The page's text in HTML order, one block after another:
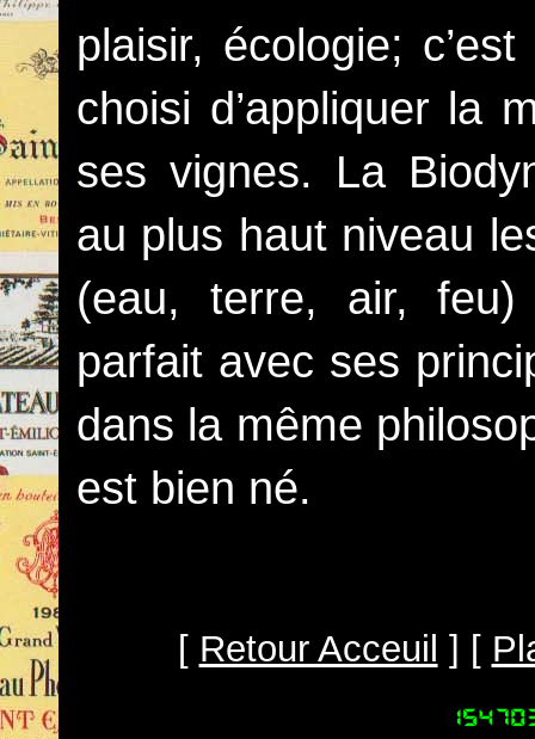
plaisir, écologie;
choisi d’appliquer la
ses vignes. La
au plus haut niveau
(eau, terre, air,
parfait avec ses
dans la même
est bien né.
[ Retour Acceuil ] [